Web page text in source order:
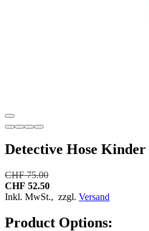
Detective Hose Kinder
CHF 75.00
CHF 52.50
Inkl. MwSt., zzgl. Versand
Product Options: